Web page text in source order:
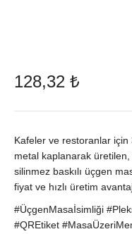
128,32 ₺
Kafeler ve restoranlar için
metal kaplanarak
silinmez baskılı üçgen
fiyat ve hızlı üretim
#ÜçgenMasaİsimliği
#QREtiket